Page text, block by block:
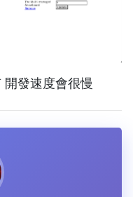
發速度會很慢